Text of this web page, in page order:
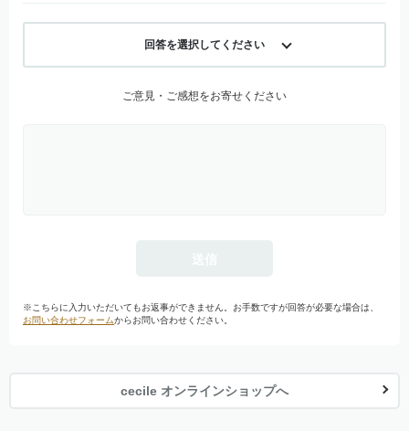
回答を選択してください
ご意見・ご感想をお寄せください
※こちらに入力いただいてもお返事ができません。お手数ですが回答が必要な場合は、
お問い合わせフォームからお問い合わせください。
cecile オンラインショップへ